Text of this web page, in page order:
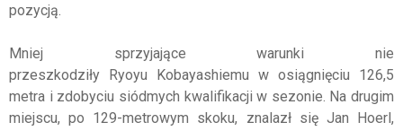
pozycją.
Mniej sprzyjające warunki nie
przeszkodziły Ryoyu Kobayashiemu w osiągnięciu 126,5
metra i zdobyciu siódmych kwalifikacji w sezonie. Na drugim
miejscu, po 129-metrowym skoku, znalazł się Jan Hoerl,